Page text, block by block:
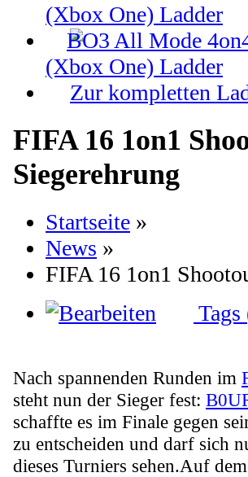
(Xbox One) Ladder
(Xbox One) Ladder
Zur kompletten
FIFA 16 1on1
Siegerehrung
Startseite »
News »
FIFA 16 1on1
Tags
Nach spannenden Runden im
steht nun der Sieger fest:
schaffte es im Finale gegen
zu entscheiden und darf sich
dieses Turniers sehen.Auf